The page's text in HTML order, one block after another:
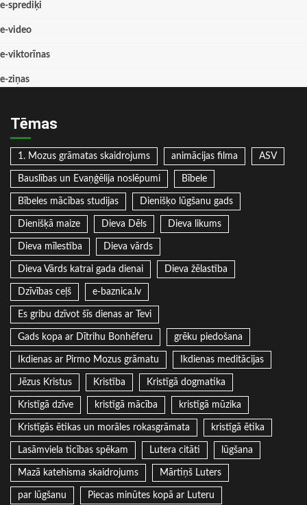
e-sprediķi
e-video
e-viktorīnas
e-ziņas
Tēmas
1. Mozus grāmatas skaidrojums animācijas filma ASV
Bauslības un Evaņģēlija noslēpumi Bībele
Bībeles mācības studijas Dienišķo lūgšanu gads
Dienišķā maize Dieva Dēls Dieva likums
Dieva mīlestība Dieva vārds
Dieva Vārds katrai gada dienai Dieva žēlastība
Dzīvības ceļš e-baznica.lv
Es gribu dzīvot šīs dienas ar Tevi
Gads kopa ar Dītrihu Bonhēferu grēku piedošana
Ikdienas ar Pirmo Mozus grāmatu Ikdienas meditācijas
Jēzus Kristus Kristība Kristīgā dogmatika
Kristīgā dzīve kristīgā mācība kristīgā mūzika
Kristīgās ētikas un morāles rokasgrāmata kristīgā ētika
Lasāmviela ticības spēkam Lutera citāti lūgšana
Mazā katehisma skaidrojums Mārtiņš Luters
par lūgšanu Piecas minūtes kopā ar Luteru